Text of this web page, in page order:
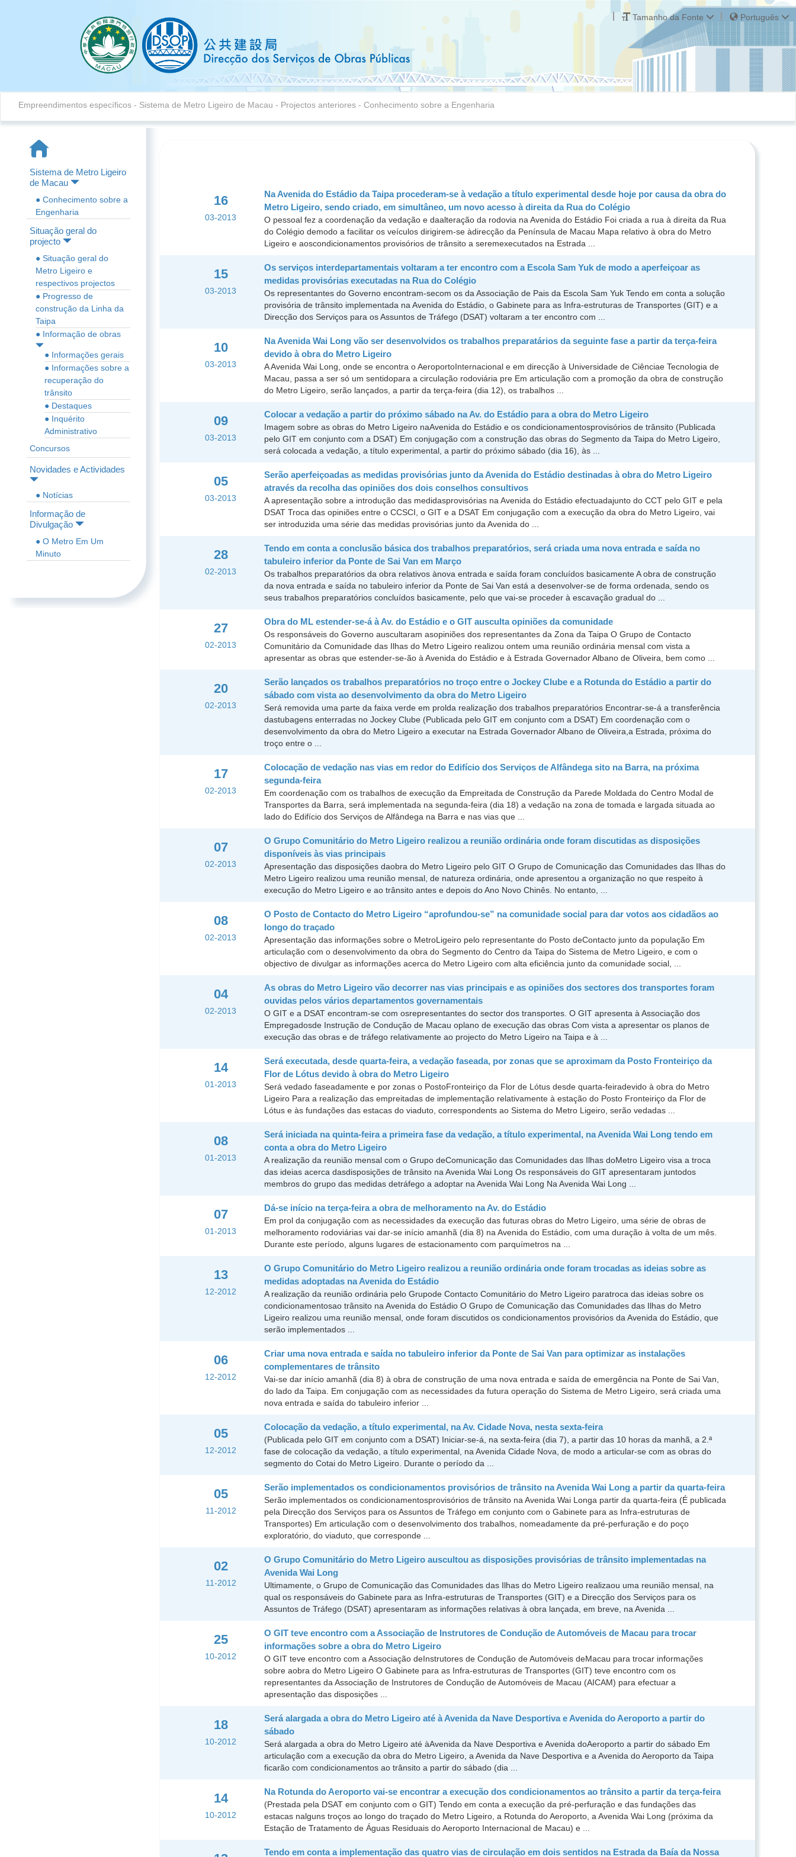
Tamanho da Fonte Português
Empreendimentos específicos - Sistema de Metro Ligeiro de Macau - Projectos anteriores - Conhecimento sobre a Engenharia
Sistema de Metro Ligeiro
de Macau
● Conhecimento sobre a
Engenharia
Situação geral do
projecto
● Situação geral do
Metro Ligeiro e
respectivos projectos
● Progresso de
construção da Linha da
Taipa
● Informação de obras
● Informações gerais
● Informações sobre a
recuperação do
trânsito
● Destaques
● Inquérito
Administrativo
Concursos
Novidades e Actividades
● Notícias
Informação de
Divulgação
● O Metro Em Um
Minuto
16
03-2013
Na Avenida do Estádio da Taipa procederam-se à vedação a título experimental desde hoje por causa da obra do
Metro Ligeiro, sendo criado, em simultâneo, um novo acesso à direita da Rua do Colégio
O pessoal fez a coordenação da vedação e daalteração da rodovia na Avenida do Estádio Foi criada a rua à direita da Rua
do Colégio demodo a facilitar os veículos dirigirem-se àdirecção da Península de Macau Mapa relativo à obra do Metro
Ligeiro e aoscondicionamentos provisórios de trânsito a seremexecutados na Estrada ...
15
03-2013
Os serviços interdepartamentais voltaram a ter encontro com a Escola Sam Yuk de modo a aperfeiçoar as
medidas provisórias executadas na Rua do Colégio
Os representantes do Governo encontram-secom os da Associação de Pais da Escola Sam Yuk Tendo em conta a solução
provisória de trânsito implementada na Avenida do Estádio, o Gabinete para as Infra-estruturas de Transportes (GIT) e a
Direcção dos Serviços para os Assuntos de Tráfego (DSAT) voltaram a ter encontro com ...
10
03-2013
Na Avenida Wai Long vão ser desenvolvidos os trabalhos preparatários da seguinte fase a partir da terça-feira
devido à obra do Metro Ligeiro
A Avenida Wai Long, onde se encontra o AeroportoInternacional e em direcção à Universidade de Ciênciae Tecnologia de
Macau, passa a ser só um sentidopara a circulação rodoviária pre Em articulação com a promoção da obra de construção
do Metro Ligeiro, serão lançados, a partir da terça-feira (dia 12), os trabalhos ...
09
03-2013
Colocar a vedação a partir do próximo sábado na Av. do Estádio para a obra do Metro Ligeiro
Imagem sobre as obras do Metro Ligeiro naAvenida do Estádio e os condicionamentosprovisórios de trânsito (Publicada
pelo GIT em conjunto com a DSAT) Em conjugação com a construção das obras do Segmento da Taipa do Metro Ligeiro,
será colocada a vedação, a título experimental, a partir do próximo sábado (dia 16), às ...
05
03-2013
Serão aperfeiçoadas as medidas provisórias junto da Avenida do Estádio destinadas à obra do Metro Ligeiro
através da recolha das opiniões dos dois conselhos consultivos
A apresentação sobre a introdução das medidasprovisórias na Avenida do Estádio efectuadajunto do CCT pelo GIT e pela
DSAT Troca das opiniões entre o CCSCI, o GIT e a DSAT Em conjugação com a execução da obra do Metro Ligeiro, vai
ser introduzida uma série das medidas provisórias junto da Avenida do ...
28
02-2013
Tendo em conta a conclusão básica dos trabalhos preparatórios, será criada uma nova entrada e saída no
tabuleiro inferior da Ponte de Sai Van em Março
Os trabalhos preparatórios da obra relativos ànova entrada e saída foram concluídos basicamente A obra de construção
da nova entrada e saída no tabuleiro inferior da Ponte de Sai Van está a desenvolver-se de forma ordenada, sendo os
seus trabalhos preparatórios concluídos basicamente, pelo que vai-se proceder à escavação gradual do ...
27
02-2013
Obra do ML estender-se-á à Av. do Estádio e o GIT ausculta opiniões da comunidade
Os responsáveis do Governo auscultaram asopiniões dos representantes da Zona da Taipa O Grupo de Contacto
Comunitário da Comunidade das Ilhas do Metro Ligeiro realizou ontem uma reunião ordinária mensal com vista a
apresentar as obras que estender-se-ão à Avenida do Estádio e à Estrada Governador Albano de Oliveira, bem como ...
20
02-2013
Serão lançados os trabalhos preparatórios no troço entre o Jockey Clube e a Rotunda do Estádio a partir do
sábado com vista ao desenvolvimento da obra do Metro Ligeiro
Será removida uma parte da faixa verde em prolda realização dos trabalhos preparatórios Encontrar-se-á a transferência
dastubagens enterradas no Jockey Clube (Publicada pelo GIT em conjunto com a DSAT) Em coordenação com o
desenvolvimento da obra do Metro Ligeiro a executar na Estrada Governador Albano de Oliveira,a Estrada, próxima do
troço entre o ...
17
02-2013
Colocação de vedação nas vias em redor do Edifício dos Serviços de Alfândega sito na Barra, na próxima
segunda-feira
Em coordenação com os trabalhos de execução da Empreitada de Construção da Parede Moldada do Centro Modal de
Transportes da Barra, será implementada na segunda-feira (dia 18) a vedação na zona de tomada e largada situada ao
lado do Edifício dos Serviços de Alfândega na Barra e nas vias que ...
07
02-2013
O Grupo Comunitário do Metro Ligeiro realizou a reunião ordinária onde foram discutidas as disposições
disponíveis às vias principais
Apresentação das disposições daobra do Metro Ligeiro pelo GIT O Grupo de Comunicação das Comunidades das Ilhas do
Metro Ligeiro realizou uma reunião mensal, de natureza ordinária, onde apresentou a organização no que respeito à
execução do Metro Ligeiro e ao trânsito antes e depois do Ano Novo Chinês. No entanto, ...
08
02-2013
O Posto de Contacto do Metro Ligeiro “aprofundou-se” na comunidade social para dar votos aos cidadãos ao
longo do traçado
Apresentação das informações sobre o MetroLigeiro pelo representante do Posto deContacto junto da população Em
articulação com o desenvolvimento da obra do Segmento do Centro da Taipa do Sistema de Metro Ligeiro, e com o
objectivo de divulgar as informações acerca do Metro Ligeiro com alta eficiência junto da comunidade social, ...
04
02-2013
As obras do Metro Ligeiro vão decorrer nas vias principais e as opiniões dos sectores dos transportes foram
ouvidas pelos vários departamentos governamentais
O GIT e a DSAT encontram-se com osrepresentantes do sector dos transportes. O GIT apresenta à Associação dos
Empregadosde Instrução de Condução de Macau oplano de execução das obras Com vista a apresentar os planos de
execução das obras e de tráfego relativamente ao projecto do Metro Ligeiro na Taipa e à ...
14
01-2013
Será executada, desde quarta-feira, a vedação faseada, por zonas que se aproximam da Posto Fronteiriço da
Flor de Lótus devido à obra do Metro Ligeiro
Será vedado faseadamente e por zonas o PostoFronteiriço da Flor de Lótus desde quarta-feiradevido à obra do Metro
Ligeiro Para a realização das empreitadas de implementação relativamente à estação do Posto Fronteiriço da Flor de
Lótus e às fundações das estacas do viaduto, correspondents ao Sistema do Metro Ligeiro, serão vedadas ...
08
01-2013
Será iniciada na quinta-feira a primeira fase da vedação, a título experimental, na Avenida Wai Long tendo em
conta a obra do Metro Ligeiro
A realização da reunião mensal com o Grupo deComunicação das Comunidades das Ilhas doMetro Ligeiro visa a troca
das ideias acerca dasdisposições de trânsito na Avenida Wai Long Os responsáveis do GIT apresentaram juntodos
membros do grupo das medidas detráfego a adoptar na Avenida Wai Long Na Avenida Wai Long ...
07
01-2013
Dá-se início na terça-feira a obra de melhoramento na Av. do Estádio
Em prol da conjugação com as necessidades da execução das futuras obras do Metro Ligeiro, uma série de obras de
melhoramento rodoviárias vai dar-se início amanhã (dia 8) na Avenida do Estádio, com uma duração à volta de um mês.
Durante este período, alguns lugares de estacionamento com parquímetros na ...
13
12-2012
O Grupo Comunitário do Metro Ligeiro realizou a reunião ordinária onde foram trocadas as ideias sobre as
medidas adoptadas na Avenida do Estádio
A realização da reunião ordinária pelo Grupode Contacto Comunitário do Metro Ligeiro paratroca das ideias sobre os
condicionamentosao trânsito na Avenida do Estádio O Grupo de Comunicação das Comunidades das Ilhas do Metro
Ligeiro realizou uma reunião mensal, onde foram discutidos os condicionamentos provisórios da Avenida do Estádio, que
serão implementados ...
06
12-2012
Criar uma nova entrada e saída no tabuleiro inferior da Ponte de Sai Van para optimizar as instalações
complementares de trânsito
Vai-se dar início amanhã (dia 8) à obra de construção de uma nova entrada e saída de emergência na Ponte de Sai Van,
do lado da Taipa. Em conjugação com as necessidades da futura operação do Sistema de Metro Ligeiro, será criada uma
nova entrada e saída do tabuleiro inferior ...
05
12-2012
Colocação da vedação, a título experimental, na Av. Cidade Nova, nesta sexta-feira
(Publicada pelo GIT em conjunto com a DSAT) Iniciar-se-á, na sexta-feira (dia 7), a partir das 10 horas da manhã, a 2.ª
fase de colocação da vedação, a título experimental, na Avenida Cidade Nova, de modo a articular-se com as obras do
segmento do Cotai do Metro Ligeiro. Durante o período da ...
05
11-2012
Serão implementados os condicionamentos provisórios de trânsito na Avenida Wai Long a partir da quarta-feira
Serão implementados os condicionamentosprovisórios de trânsito na Avenida Wai Longa partir da quarta-feira (É publicada
pela Direcção dos Serviços para os Assuntos de Tráfego em conjunto com o Gabinete para as Infra-estruturas de
Transportes) Em articulação com o desenvolvimento dos trabalhos, nomeadamente da pré-perfuração e do poço
exploratório, do viaduto, que corresponde ...
02
11-2012
O Grupo Comunitário do Metro Ligeiro auscultou as disposições provisórias de trânsito implementadas na
Avenida Wai Long
Ultimamente, o Grupo de Comunicação das Comunidades das Ilhas do Metro Ligeiro realizaou uma reunião mensal, na
qual os responsáveis do Gabinete para as Infra-estruturas de Transportes (GIT) e a Direcção dos Serviços para os
Assuntos de Tráfego (DSAT) apresentaram as informações relativas à obra lançada, em breve, na Avenida ...
25
10-2012
O GIT teve encontro com a Associação de Instrutores de Condução de Automóveis de Macau para trocar
informações sobre a obra do Metro Ligeiro
O GIT teve encontro com a Associação deInstrutores de Condução de Automóveis deMacau para trocar informações
sobre aobra do Metro Ligeiro O Gabinete para as Infra-estruturas de Transportes (GIT) teve encontro com os
representantes da Associação de Instrutores de Condução de Automóveis de Macau (AICAM) para efectuar a
apresentação das disposições ...
18
10-2012
Será alargada a obra do Metro Ligeiro até à Avenida da Nave Desportiva e Avenida do Aeroporto a partir do
sábado
Será alargada a obra do Metro Ligeiro até àAvenida da Nave Desportiva e Avenida doAeroporto a partir do sábado Em
articulação com a execução da obra do Metro Ligeiro, a Avenida da Nave Desportiva e a Avenida do Aeroporto da Taipa
ficarão com condicionamentos ao trânsito a partir do sábado (dia ...
14
10-2012
Na Rotunda do Aeroporto vai-se encontrar a execução dos condicionamentos ao trânsito a partir da terça-feira
(Prestada pela DSAT em conjunto com o GIT) Tendo em conta a execução da pré-perfuração e das fundações das
estacas nalguns troços ao longo do traçado do Metro Ligeiro, a Rotunda do Aeroporto, a Avenida Wai Long (próxima da
Estação de Tratamento de Águas Residuais do Aeroporto Internacional de Macau) e ...
Tendo em conta a implementação das quatro vias de circulação em dois sentidos na Estrada da Baía da Nossa